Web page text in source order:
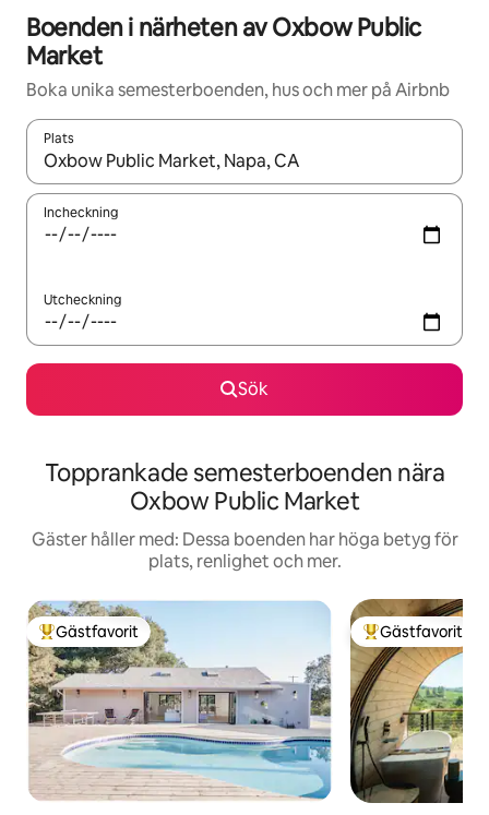
Boenden i närheten av Oxbow Public
Market
Boka unika semesterboenden, hus och mer på Airbnb
Plats
När resultaten är tillgängliga kan du navigera med upp- och
Incheckning
Utcheckning
Sök
Topprankade semesterboenden nära
Oxbow Public Market
Gäster håller med: Dessa boenden har höga betyg för
plats, renlighet och mer.
Populär gästfavorit
Gästfavorit Populär
Gästfavorit